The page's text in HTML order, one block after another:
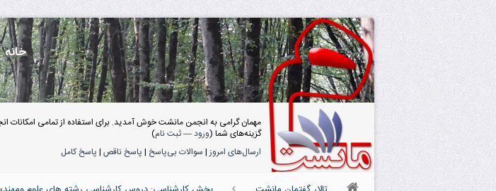
خانه
مهمان گرامی به انجمن مانشت خوش آمدید. برای استفاده از تمامی امکانات
گزینه‌های شما (ورود—ثبت نام)
ارسال‌های امروز| سوالات بی‌پاسخ | پاسخ ناقص | پاسخ کامل